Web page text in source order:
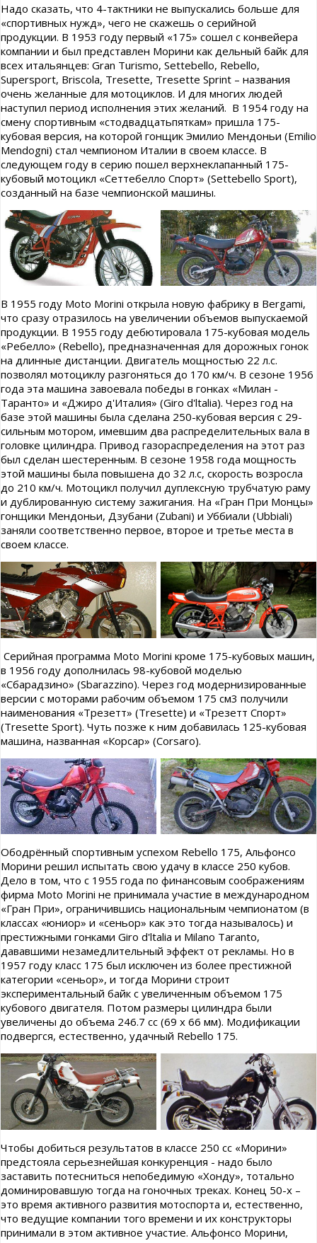
Надо сказать, что 4-тактники не выпускались больше для
«спортивных нужд», чего не скажешь о серийной
продукции. В 1953 году первый «175» сошел с конвейера
компании и был представлен Морини как дельный байк для
всех итальянцев: Gran Turismo, Settebello, Rebello,
Supersport, Briscola, Tresette, Tresette Sprint – названия
очень желанные для мотоциклов. И для многих людей
наступил период исполнения этих желаний. В 1954 году на
смену спортивным «стодвадцатьпяткам» пришла 175-
кубовая версия, на которой гонщик Эмилио Мендоньи (Emilio
Mendogni) стал чемпионом Италии в своем классе. В
следующем году в серию пошел верхнеклапанный 175-
кубовый мотоцикл «Сеттебелло Спорт» (Settebello Sport),
созданный на базе чемпионской машины.
В 1955 году Moto Morini открыла новую фабрику в Bergami,
что сразу отразилось на увеличении объемов выпускаемой
продукции. В 1955 году дебютировала 175-кубовая модель
«Ребелло» (Rebello), предназначенная для дорожных гонок
на длинные дистанции. Двигатель мощностью 22 л.с.
позволял мотоциклу разгоняться до 170 км/ч. В сезоне 1956
года эта машина завоевала победы в гонках «Милан -
Таранто» и «Джиро д'Италия» (Giro d'ltalia). Через год на
базе этой машины была сделана 250-кубовая версия с 29-
сильным мотором, имевшим два распределительных вала в
головке цилиндра. Привод газораспределения на этот раз
был сделан шестеренным. В сезоне 1958 года мощность
этой машины была повышена до 32 л.с, скорость возросла
до 210 км/ч. Мотоцикл получил дуплексную трубчатую раму
и дублированную систему зажигания. На «Гран При Монцы»
гонщики Мендоньи, Дзубани (Zubani) и Уббиали (Ubbiali)
заняли соответственно первое, второе и третье места в
своем классе.
Серийная программа Moto Morini кроме 175-кубовых машин,
в 1956 году дополнилась 98-кубовой моделью
«Сбарадзино» (Sbarazzino). Через год модернизированные
версии с моторами рабочим объемом 175 см3 получили
наименования «Трезетт» (Tresette) и «Трезетт Спорт»
(Tresette Sport). Чуть позже к ним добавилась 125-кубовая
машина, названная «Корсар» (Corsaro).
Ободрённый спортивным успехом Rebello 175, Альфонсо
Морини решил испытать свою удачу в классе 250 кубов.
Дело в том, что с 1955 года по финансовым соображениям
фирма Moto Morini не принимала участие в международном
«Гран При», ограничившись национальным чемпионатом (в
классах «юниор» и «сеньор» как это тогда называлось) и
престижными гонками Giro d'ltalia и Milano Taranto,
дававшими незамедлительный эффект от рекламы. Но в
1957 году класс 175 был исключен из более престижной
категории «сеньор», и тогда Морини строит
экспериментальный байк с увеличенным объемом 175
кубового двигателя. Потом размеры цилиндра были
увеличены до объема 246.7 сс (69 х 66 мм). Модификации
подвергся, естественно, удачный Rebello 175.
Чтобы добиться результатов в классе 250 сс «Морини»
предстояла серьезнейшая конкуренция - надо было
заставить потесниться непобедимую «Хонду», тотально
доминировавшую тогда на гоночных треках. Конец 50-х –
это время активного развития мотоспорта и, естественно,
что ведущие компании того времени и их конструкторы
принимали в этом активное участие. Альфонсо Морини,